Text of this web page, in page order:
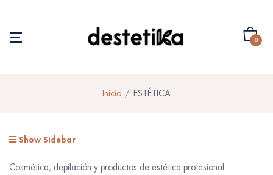
0
Inicio ESTÉTICA
Show Sidebar
Cosmética, depilación y productos de estética profesional.